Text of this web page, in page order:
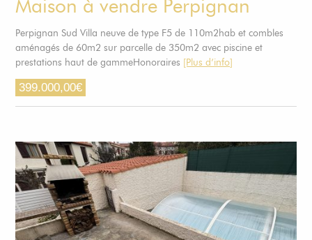
Maison à vendre Perpignan
Perpignan Sud Villa neuve de type F5 de 110m2hab et combles
aménagés de 60m2 sur parcelle de 350m2 avec piscine et
prestations haut de gammeHonoraires [Plus d’info]
399.000,00€